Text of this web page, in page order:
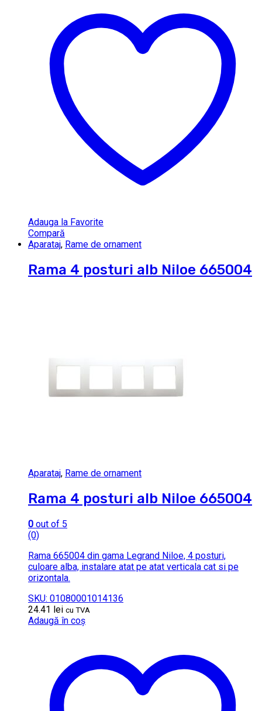
Adauga la Favorite
Compară
Aparataj, Rame de ornament
Rama 4 posturi alb Niloe 665004
Aparataj, Rame de ornament
Rama 4 posturi alb Niloe 665004
0 out of 5
(0)
Rama 665004 din gama Legrand Niloe, 4 posturi,
culoare alba, instalare atat pe atat verticala cat si pe
orizontala.
SKU: 01080001014136
24.41 lei cu TVA
Adaugă în coș